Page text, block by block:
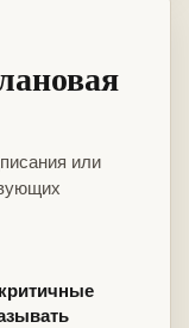
или